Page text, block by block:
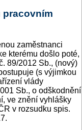
pracovním
zaměstnanci
kterému došlo poté,
89/2012 Sb., (nový)
(s výjimkou
vlády
Sb., o odškodnění
ve znění vyhlášky
v rozsudku spis.